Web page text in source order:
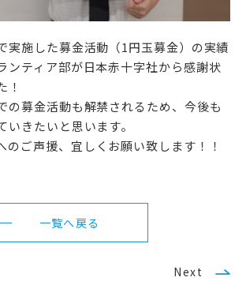
サイトマップ
プライ
公式SNSアカウント
実施した募金活動（1円玉募金）の実績
ンティア部が日本赤十字社から感謝状
！
の募金活動も解禁されるため、今後も
きたいと思います。
ご声援、 宜しくお願い致します！！
一覧へ戻る
Next